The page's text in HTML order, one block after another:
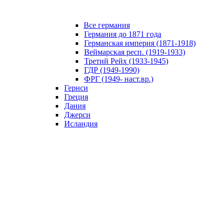
Все германия
Германия до 1871 года
Германская империя (1871-1918)
Веймарская респ. (1919-1933)
Третий Рейх (1933-1945)
ГДР (1949-1990)
ФРГ (1949- наст.вр.)
Гернси
Греция
Дания
Джерси
Исландия